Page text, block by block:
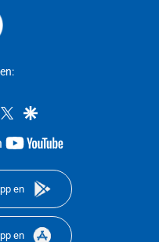
twittergoogle
youtube-
en
en